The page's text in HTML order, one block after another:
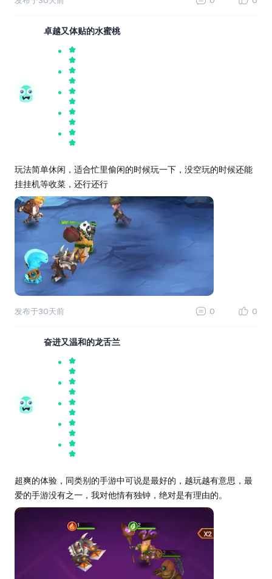
卓越又体贴的水蜜桃
玩法简单休闲，适合忙里偷闲的时候玩一下，没空玩的时候还能
挂挂机等收菜，还行还行
发布于30天前 0 0
奋进又温和的龙舌兰
超爽的体验，同类别的手游中可说是最好的，越玩越有意思，最
爱的手游没有之一，我对他情有独钟，绝对是有理由的。